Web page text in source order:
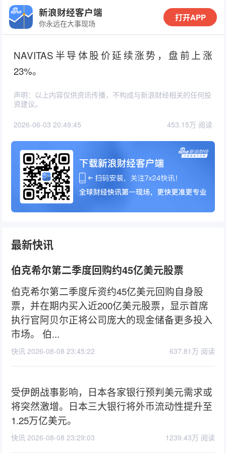
新浪财经客户端
你永远在大事现场
打开APP
NAVITAS半导体股价延续涨势，盘前上涨
23%。
声明：以上内容仅供资讯传播，不构成与新浪财经相关的任何投
资建议。
2026-06-03 20:49:45 453.15万 阅读
最新快讯
伯克希尔第二季度回购约45亿美元股票
伯克希尔第二季度斥资约45亿美元回购自身股
票，并在期内买入近200亿美元股票，显示首席
执行官阿贝尔正将公司庞大的现金储备更多投入
市场。 伯...
快讯 2026-08-08 23:45:22 637.81万 阅读
受伊朗战事影响，日本各家银行预判美元需求或
将突然激增。日本三大银行将外币流动性提升至
1.25万亿美元。
快讯 2026-08-08 23:29:03 1239.43万 阅读